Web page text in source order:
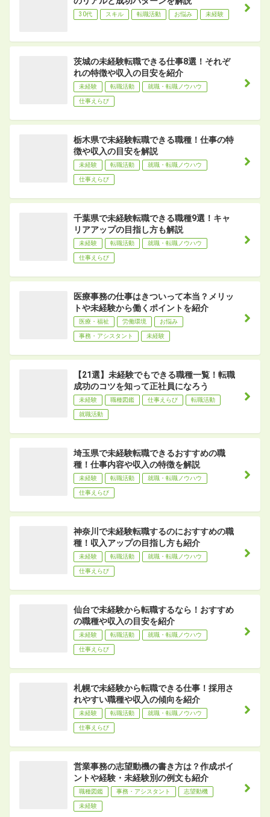
30代 スキル 転職活動 お悩み 未経験
茨城の未経験転職できる仕事8選！それぞ
れの特徴や収入の目安を紹介
未経験 転職活動 就職・転職ノウハウ
仕事えらび
栃木県で未経験転職できる職種！仕事の特
徴や収入の目安を解説
未経験 転職活動 就職・転職ノウハウ
仕事えらび
千葉県で未経験転職できる職種9選！キャ
リアアップの目指し方も解説
未経験 転職活動 就職・転職ノウハウ
仕事えらび
医療事務の仕事はきついって本当？メリッ
トや未経験から働くポイントを紹介
医療・福祉 労働環境 お悩み
事務・アシスタント 未経験
【21選】未経験でもできる職種一覧！転職
成功のコツを知って正社員になろう
未経験 職種図鑑 仕事えらび 転職活動
就職活動
埼玉県で未経験転職できるおすすめの職
種！仕事内容や収入の特徴を解説
未経験 転職活動 就職・転職ノウハウ
仕事えらび
神奈川で未経験転職するのにおすすめの職
種！収入アップの目指し方も紹介
未経験 転職活動 就職・転職ノウハウ
仕事えらび
仙台で未経験から転職するなら！おすすめ
の職種や収入の目安を紹介
未経験 転職活動 就職・転職ノウハウ
仕事えらび
札幌で未経験から転職できる仕事！採用さ
れやすい職種や収入の傾向を紹介
未経験 転職活動 就職・転職ノウハウ
仕事えらび
営業事務の志望動機の書き方は？作成ポイ
ントや経験・未経験別の例文も紹介
職種図鑑 事務・アシスタント 志望動機
未経験